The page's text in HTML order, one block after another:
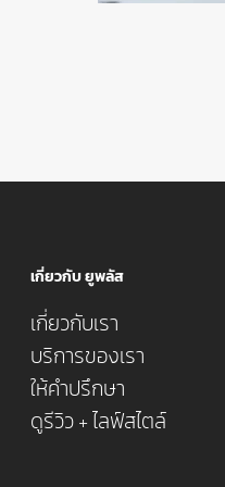
เกี่ยวกับ ยูพลัส
เกี่ยวกับเรา
บริการของเรา
ให้คำปรึกษา
ดูรีวิว + ไลฟ์สไตล์